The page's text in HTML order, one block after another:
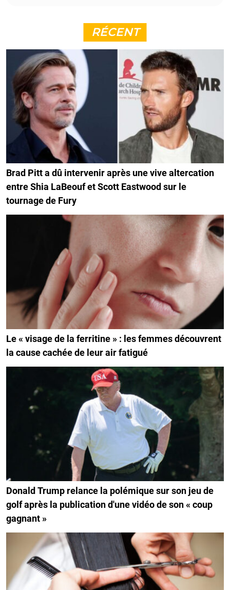
RÉCENT
Brad Pitt a dû intervenir après une vive altercation
entre Shia LaBeouf et Scott Eastwood sur le
tournage de Fury
Le « visage de la ferritine » : les femmes découvrent
la cause cachée de leur air fatigué
Donald Trump relance la polémique sur son jeu de
golf après la publication d'une vidéo de son « coup
gagnant »